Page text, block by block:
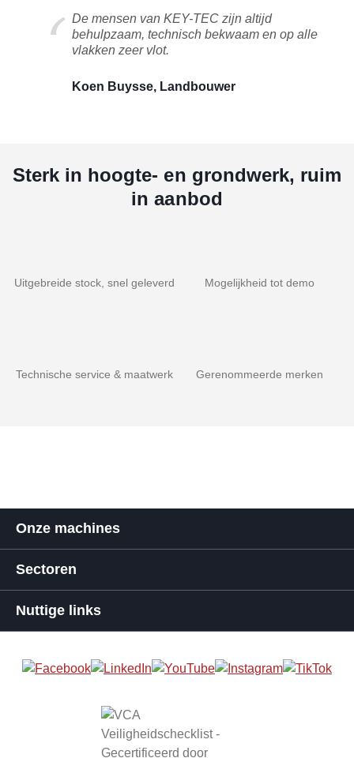
De mensen van KEY-TEC zijn altijd
behulpzaam, technisch bekwaam en op alle
vlakken zeer vlot.
Koen Buysse, Landbouwer
Sterk in hoogte- en grondwerk, ruim
in aanbod
Uitgebreide stock, snel geleverd Mogelijkheid tot demo
Technische service & maatwerk Gerenommeerde merken
Onze machines
Sectoren
Nuttige links